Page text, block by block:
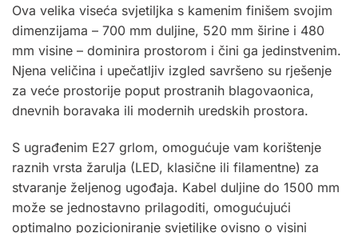
Ova velika viseća svjetiljka s kamenim finišem svojim
dimenzijama – 700 mm duljine, 520 mm širine i 480
mm visine – dominira prostorom i čini ga jedinstvenim.
Njena veličina i upečatljiv izgled savršeno su rješenje
za veće prostorije poput prostranih blagovaonica,
dnevnih boravaka ili modernih uredskih prostora.
S ugrađenim E27 grlom, omogućuje vam korištenje
raznih vrsta žarulja (LED, klasične ili filamentne) za
stvaranje željenog ugođaja. Kabel duljine do 1500 mm
može se jednostavno prilagoditi, omogućujući
optimalno pozicioniranje svjetiljke ovisno o visini